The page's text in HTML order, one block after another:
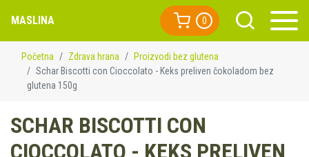
MASLINA 0
Početna Zdrava hrana
Proizvodi bez glutena
Schar Biscotti con Cioccolato - Keks preliven čokoladom bez
glutena 150g
SCHAR BISCOTTI CON
CIOCCOLATO - KEKS PRELIVEN